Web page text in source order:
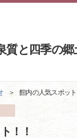
質と四季の
館内の人気スポット
！！